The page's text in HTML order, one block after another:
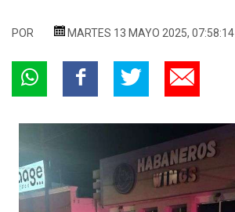
POR MARTES 13 MAYO 2025, 07:58:14